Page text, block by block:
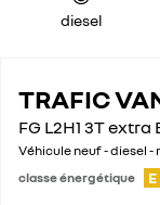
diesel
TRAFIC
FG L2H1 3T extra
Véhicule neuf - diesel
classe énergétique
E